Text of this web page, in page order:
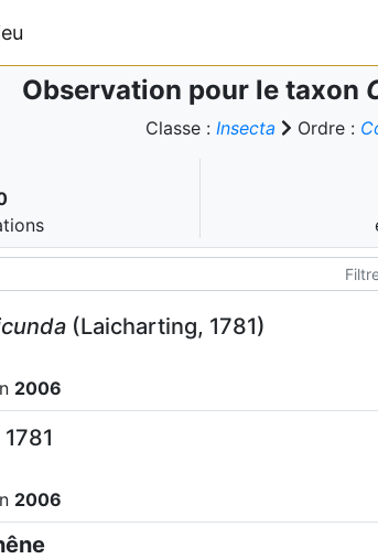
Observation pour le taxon
Classe : Insecta Ordre :
(Laicharting, 1781)
2006
2006